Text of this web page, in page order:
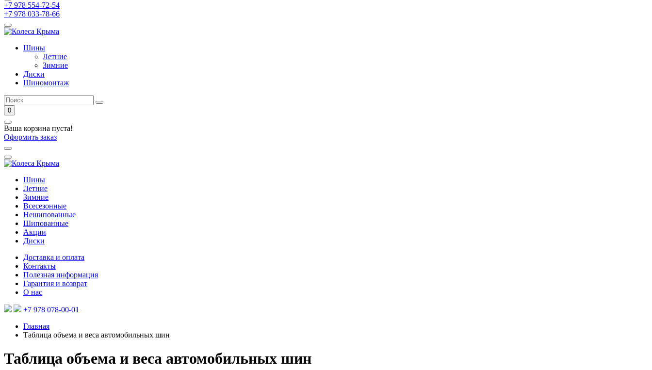
+7 978 554-72-54
+7 978 033-78-66
Шины
Летние
Зимние
Диски
Шиномонтаж
0
Ваша корзина пуста!
Оформить заказ
Шины
Летние
Зимние
Всесезонные
Нешипованные
Шипованные
Акции
Диски
Доставка и оплата
Контакты
Полезная информация
Гарантия и возврат
О нас
+7 978 078-00-01
Главная
Таблица объема и веса автомобильных шин
Таблица объема и веса автомобильных шин